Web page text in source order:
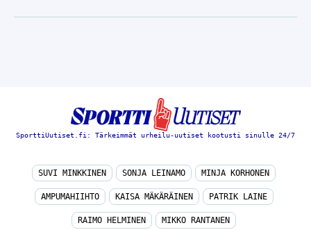
SporttiUutiset.fi: Tärkeimmät urheilu-uutiset kootusti sinulle 24/7
SUVI MINKKINEN SONJA LEINAMO MINJA KORHONEN
AMPUMAHIIHTO KAISA MÄKÄRÄINEN PATRIK LAINE
RAIMO HELMINEN MIKKO RANTANEN